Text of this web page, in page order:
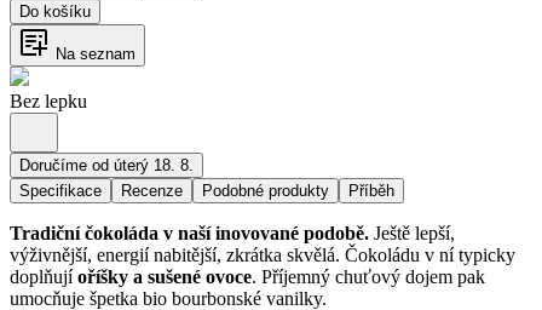
Do košíku
Na seznam
Bez lepku
Doručíme od úterý 18. 8.
Specifikace
Recenze Podobné produkty Příběh
Tradiční čokoláda v naší inovované podobě. Ještě lepší,
výživnější, energií nabitější, zkrátka skvělá. Čokoládu v ní typicky
doplňujíoříšky a sušené ovoce. Příjemný chuťový dojem pak
umocňuje špetka bio bourbonské vanilky.